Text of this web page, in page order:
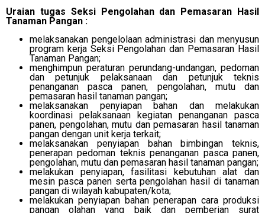
Uraian tugas Seksi Pengolahan dan Pemasaran Hasil
Tanaman Pangan :
melaksanakan pengelolaan administrasi dan menyusun
program kerja Seksi Pengolahan dan Pemasaran Hasil
Tanaman Pangan;
menghimpun peraturan perundang-undangan, pedoman
dan petunjuk pelaksanaan dan petunjuk teknis
penanganan pasca panen, pengolahan, mutu dan
pemasaran hasil tanaman pangan;
melaksanakan penyiapan bahan dan melakukan
koordinasi pelaksanaan kegiatan penanganan pasca
panen, pengolahan, mutu dan pemasaran hasil tanaman
pangan dengan unit kerja terkait;
melaksanakan penyiapan bahan bimbingan teknis,
penerapan pedoman teknis penanganan pasca panen,
pengolahan, mutu dan pemasaran hasil tanaman pangan;
melakukan penyiapan, fasilitasi kebutuhan alat dan
mesin pasca panen serta pengolahan hasil di tanaman
pangan di wilayah kabupaten/kota;
melakukan penyiapan bahan penerapan cara produksi
pangan olahan yang baik dan pemberian surat